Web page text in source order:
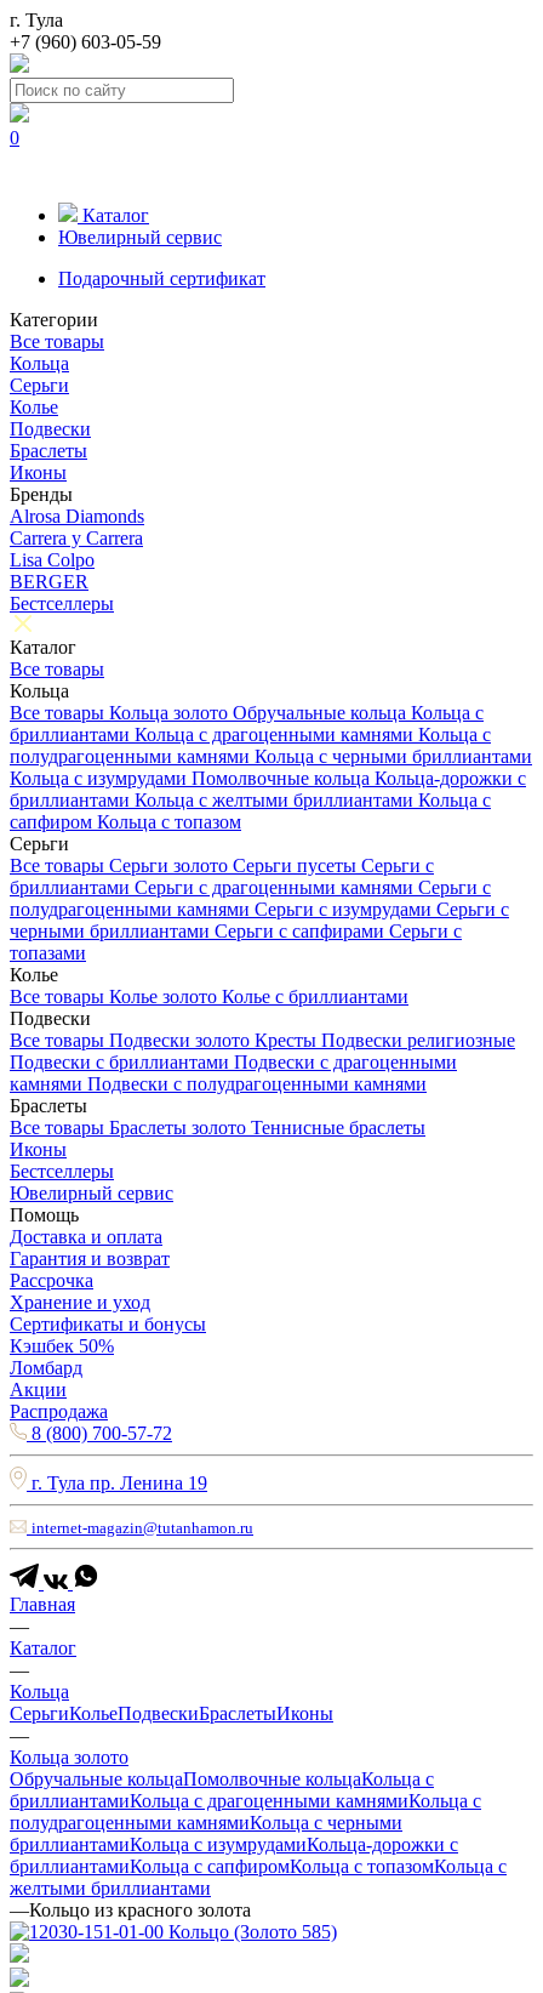
г. Тула
+7 (960) 603-05-59
0
Каталог
Ювелирный сервис
Подарочный сертификат
Категории
Все товары
Кольца
Серьги
Колье
Подвески
Браслеты
Иконы
Бренды
Alrosa Diamonds
Carrera y Carrera
Lisa Colpo
BERGER
Бестселлеры
Каталог
Все товары
Кольца
Все товары Кольца золото Обручальные кольца Кольца с
бриллиантами Кольца с драгоценными камнями Кольца с
полудрагоценными камнями Кольца с черными бриллиантами
Кольца с изумрудами Помолвочные кольца Кольца-дорожки с
бриллиантами Кольца с желтыми бриллиантами Кольца с
сапфиром Кольца с топазом
Серьги
Все товары Серьги золото Серьги пусеты Серьги с
бриллиантами Серьги с драгоценными камнями Серьги с
полудрагоценными камнями Серьги с изумрудами Серьги с
черными бриллиантами Серьги с сапфирами Серьги с
топазами
Колье
Все товары Колье золото Колье с бриллиантами
Подвески
Все товары Подвески золото Кресты Подвески религиозные
Подвески с бриллиантами Подвески с драгоценными
камнями Подвески с полудрагоценными камнями
Браслеты
Все товары Браслеты золото Теннисные браслеты
Иконы
Бестселлеры
Ювелирный сервис
Помощь
Доставка и оплата
Гарантия и возврат
Рассрочка
Хранение и уход
Сертификаты и бонусы
Кэшбек 50%
Ломбард
Акции
Распродажа
8 (800) 700-57-72
г. Тула пр. Ленина 19
internet-magazin@tutanhamon.ru
Главная
—
Каталог
—
Кольца
СерьгиКольеПодвескиБраслетыИконы
—
Кольца золото
Обручальные кольцаПомолвочные кольцаКольца с
бриллиантамиКольца с драгоценными камнямиКольца с
полудрагоценными камнямиКольца с черными
бриллиантамиКольца с изумрудамиКольца-дорожки с
бриллиантамиКольца с сапфиромКольца с топазомКольца с
желтыми бриллиантами
—Кольцо из красного золота